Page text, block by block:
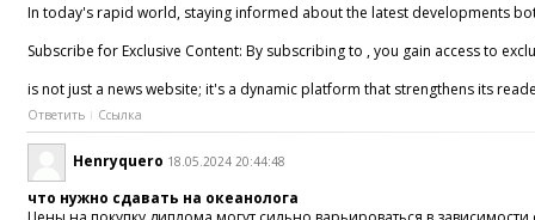
In today's rapid world, staying informed about the latest developments
Subscribe for Exclusive Content: By subscribing to , you gain access to
is not just a news website; it's a dynamic platform that strengthens its
Ответить Ссылка
Henryquero 18.05.2024 20:44:48
что нужно сдавать на океанолога